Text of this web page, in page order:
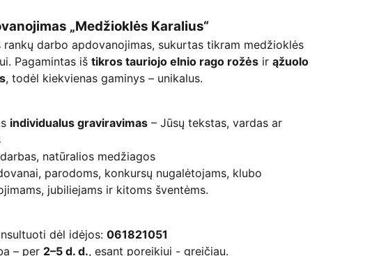
„Medžioklės Karalius“
rankų darbo apdovanojimas, sukurtas tikram medžioklės
Pagamintas iš tikros tauriojo elnio rago rožės ir ąžuolo
, todėl kiekvienas gaminys – unikalus.
individualus graviravimas – Jūsų tekstas, vardas ar
natūralios medžiagos
parodoms, konkursų nugalėtojams, klubo
jubiliejams ir kitoms šventėms.
dėl idėjos: 061821051
– per 2–5 d. d., esant poreikiui - greičiau.